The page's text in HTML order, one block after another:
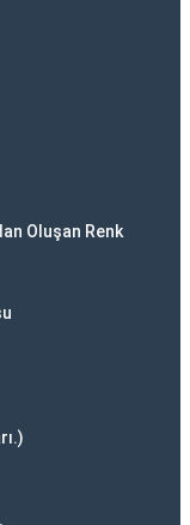
Oluşan Renk